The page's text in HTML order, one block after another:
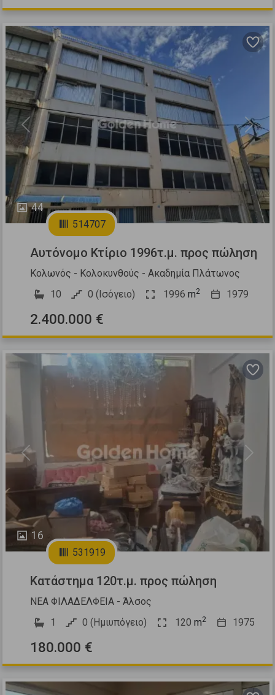
44
Previous Next
514707
Αυτόνομο Κτίριο 1996τ.μ. προς πώληση
Κολωνός - Κολοκυνθούς - Ακαδημία Πλάτωνος
10
0 (Ισόγειο) 1996 m2 1979
2.400.000 €
16
Previous Next
531919
Κατάστημα 120τ.μ. προς πώληση
ΝΕΑ ΦΙΛΑΔΕΛΦΕΙΑ - Άλσος
1
0 (Ημιυπόγειο) 120 m2 1975
180.000 €